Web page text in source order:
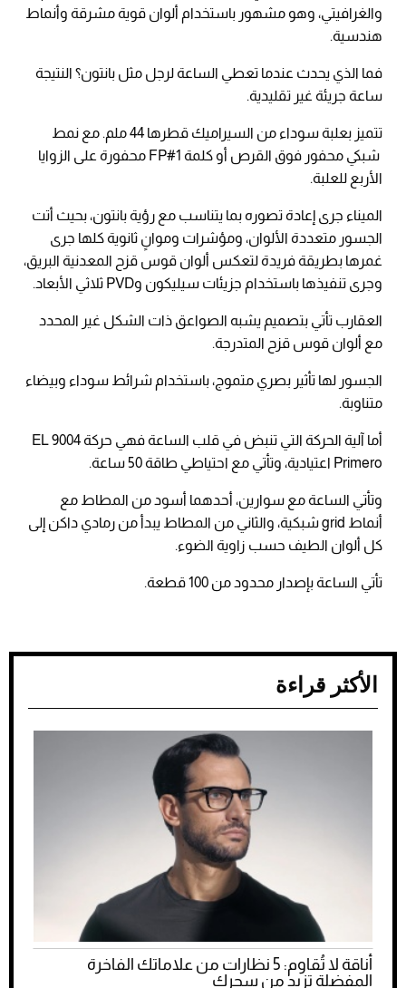
والغرافيتي، وهو مشهور باستخدام ألوان قوية مشرقة وأنماط
هندسية.
فما الذي يحدث عندما تعطي الساعة لرجل مثل بانتون؟ النتيجة
ساعة جريئة غير تقليدية.
تتميز بعلبة سوداء من السيراميك قطرها 44 ملم. مع نمط
شبكي محفور فوق القرص أو كلمة FP#1 محفورة على الزوايا
الأربع للعلبة.
الميناء جرى إعادة تصوره بما يتناسب مع رؤية بانتون، بحيث أتت
الجسور متعددة الألوان، ومؤشرات وموانٍ ثانوية كلها جرى
غمرها بطريقة فريدة لتعكس ألوان قوس قزح المعدنية البريق،
وجرى تنفيذها باستخدام جزيئات سيليكون وPVD ثلاثي الأبعاد.
العقارب تأتي بتصميم يشبه الصواعق ذات الشكل غير المحدد
مع ألوان قوس قزح المتدرجة.
الجسور لها تأثير بصري متموج، باستخدام شرائط سوداء وبيضاء
متناوبة.
أما آلية الحركة التي تنبض في قلب الساعة فهي حركة 9004 EL
Primero اعتيادية، وتأتي مع احتياطي طاقة 50 ساعة.
وتأتي الساعة مع سوارين، أحدهما أسود من المطاط مع
أنماط grid شبكية، والثاني من المطاط يبدأ من رمادي داكن إلى
كل ألوان الطيف حسب زاوية الضوء.
تأتي الساعة بإصدار محدود من 100 قطعة.
الأكثر قراءة
أناقة لا تُقاوم: 5 نظارات من علاماتك الفاخرة
المفضلة تزيد من سحرك